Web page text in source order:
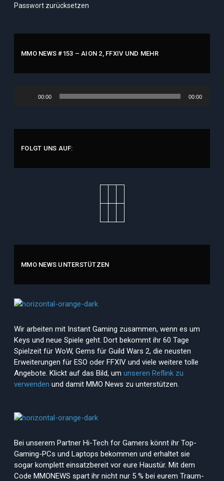
Passwort zurücksetzen
MMO NEWS #153 – AION 2, FFXIV UND MEHR
00:00 00:00
FOLGT UNS AUF:
MMO NEWS UNTERSTÜTZEN
Wir arbeiten mit Instant Gaming zusammen, wenn es um
Keys und neue Spiele geht. Dort bekommt ihr 60 Tage
Spielzeit für WoW, Gems für Guild Wars 2, die neusten
Erweiterungen für ESO oder FFXIV und viele weitere tolle
Angebote. Klickt auf das Bild, um unseren Reflink zu
verwenden und damit MMO News zu unterstützen.
Bei unserem Partner Hi-Tech for Gamers könnt ihr Top-
Gaming-PCs und Laptops bekommen und erhaltet sie
sogar komplett einsatzbereit vor eure Haustür. Mit dem
Code MMONEWS spart ihr nicht nur 5 % bei eurem Traum-